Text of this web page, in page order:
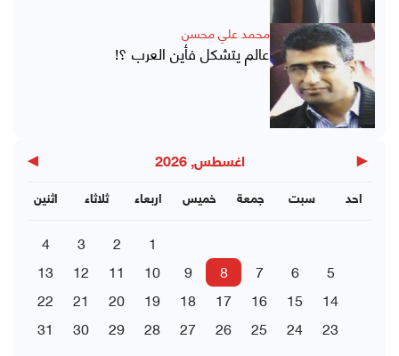
محمد علي محسن
عالم يتشكل فأين العرب ؟!
◀ اغسطس, 2026 ▶
اثنين ثلاثاء اربعاء خميس جمعة سبت احد
1
2
3
4
5
6
7
8
9
10
11
12
13
14
15
16
17
18
19
20
21
22
23
24
25
26
27
28
29
30
31